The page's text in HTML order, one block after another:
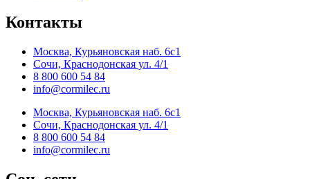
Контакты
Москва, Курьяновская наб. 6с1
Сочи, Краснодонская ул. 4/1
8 800 600 54 84
info@cormilec.ru
Москва, Курьяновская наб. 6с1
Сочи, Краснодонская ул. 4/1
8 800 600 54 84
info@cormilec.ru